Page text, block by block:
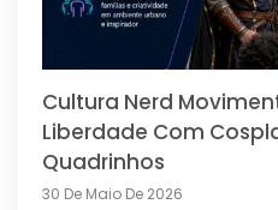
Cultura Nerd
Liberdade Com
Quadrinhos
30 De Maio De 2026